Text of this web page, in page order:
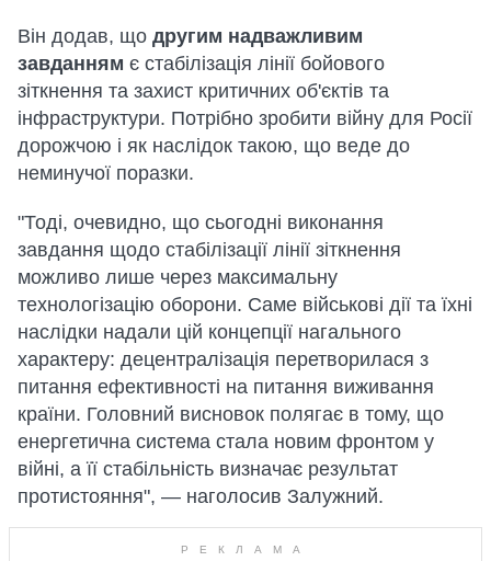
Він додав, що другим надважливим
завданням є стабілізація лінії бойового
зіткнення та захист критичних об'єктів та
інфраструктури. Потрібно зробити війну для Росії
дорожчою і як наслідок такою, що веде до
неминучої поразки.
"Тоді, очевидно, що сьогодні виконання
завдання щодо стабілізації лінії зіткнення
можливо лише через максимальну
технологізацію оборони. Саме військові дії та їхні
наслідки надали цій концепції нагального
характеру: децентралізація перетворилася з
питання ефективності на питання виживання
країни. Головний висновок полягає в тому, що
енергетична система стала новим фронтом у
війні, а її стабільність визначає результат
протистояння", — наголосив Залужний.